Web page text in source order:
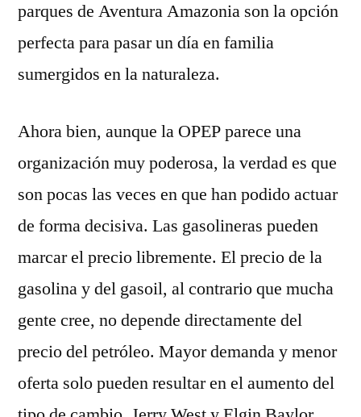
parques de Aventura Amazonia son la opción
perfecta para pasar un día en familia
sumergidos en la naturaleza.
Ahora bien, aunque la OPEP parece una
organización muy poderosa, la verdad es que
son pocas las veces en que han podido actuar
de forma decisiva. Las gasolineras pueden
marcar el precio libremente. El precio de la
gasolina y del gasoil, al contrario que mucha
gente cree, no depende directamente del
precio del petróleo. Mayor demanda y menor
oferta solo pueden resultar en el aumento del